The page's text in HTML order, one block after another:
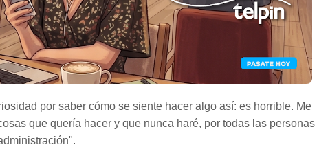
por saber cómo se siente hacer algo así: es horrible. Me
que quería hacer y que nunca haré, por todas las personas